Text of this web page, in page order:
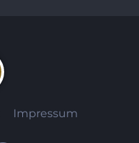
Impressum